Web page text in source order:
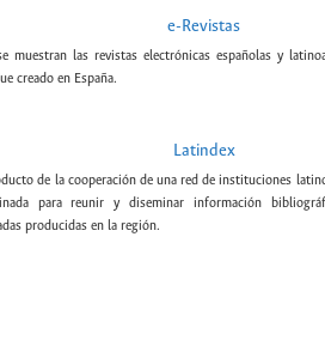
e-Revistas
muestran las revistas electrónicas españolas y
creado en España.
Latindex
de la cooperación de una red de instituciones
para reunir y diseminar información
producidas en la región.